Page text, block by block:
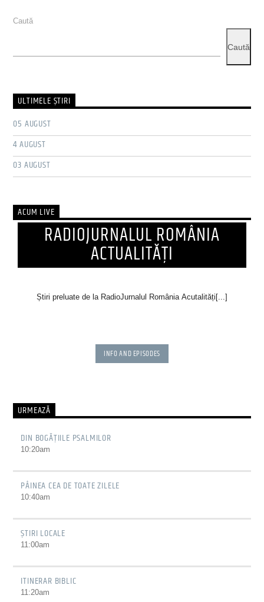
Caută
Caută
ULTIMELE ŞTIRI
05 AUGUST
4 AUGUST
03 AUGUST
ACUM LIVE
RADIOJURNALUL ROMÂNIA
ACTUALITĂȚI
Știri preluate de la RadioJurnalul România Acutalități[...]
INFO AND EPISODES
URMEAZĂ
DIN BOGĂȚIILE PSALMILOR
10:20am
PÂINEA CEA DE TOATE ZILELE
10:40am
ȘTIRI LOCALE
11:00am
ITINERAR BIBLIC
11:20am